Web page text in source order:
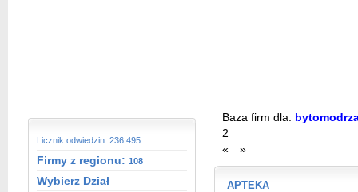
Licznik odwiedzin: 236 495
Firmy z regionu: 108
Wybierz Dział
Baza firm dla:
2
«
»
APTEKA